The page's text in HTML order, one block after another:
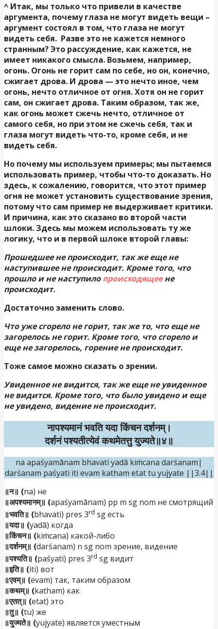
^ Итак, мы только что привели в качестве
аргумента, почему глаза не могут видеть вещи –
аргумент состоял в том, что глаза не могут
видеть себя. Разве это не кажется немного
странным? Это рассуждение, как кажется, не
имеет никакого смысла. Возьмем, например,
огонь. Огонь не горит сам по себе, но он, конечно,
сжигает дрова. И дрова — это нечто иное, чем
огонь, нечто отличное от огня. Хотя он не горит
сам, он сжигает дрова. Таким образом, так же,
как огонь может сжечь нечто, отличное от
самого себя, но при этом не сжечь себя, так и
глаза могут видеть что-то, кроме себя, и не
видеть себя.
Но почему мы используем примеры; мы пытаемся
использовать пример, чтобы что-то доказать. Но
здесь, к сожалению, говорится, что этот пример
огня не может установить существование зрения,
потому что сам пример не выдерживает критики.
И причина, как это сказано во второй части
шлоки. Здесь мы можем использовать ту же
логику, что и в первой шлоке второй главы:
Прошедшее не происходит, так же еще не
наступившее не происходит. Кроме того, что
прошло и не наступилопроисходящеене
происходит.
Достаточно заменить слово.
Что уже сгорело не горит, так же то, что еще не
загорелось не горит. Кроме того, что сгорело и
еще не загорелось, горение не происходит.
Тоже самое можно сказать о зрении.
Увиденное не видится, так же еще не увиденное
не видится. Кроме того, что было увидено и еще
не увидено, видение не происходит.
नापश्यमानं भवति यदा किंचन दर्शनम्।
दर्शनं पश्यतीत्येवं कथमेतत्तु युज्यते॥४॥
na apaśyamānam bhavati yadā kiṁcana darśanam|
darśanam paśyati iti evam katham etat tu yujyate ||3.4||
॥न॥ (na) не
॥अपश्यमानम्॥ (apaśyamānam) pp m sg nom не смотрящий
॥भवति॥ (bhavati) pres 3rd sg есть
॥यदा॥ (yadā) когда
॥किंचन॥ (kiṁcana) какой-либо
॥दर्शनम्॥ (darśanam) n sg nom зрение, видение
॥पश्यति॥ (paśyati) pres 3rd sg видит
॥इति॥ (iti) вот
॥एवम्॥ (evam) так, таким образом
॥कथम्॥ (katham) как
॥एतत्॥ (etat) это
॥तु॥ (tu) же
॥युज्यते॥ (yujyate) является уместным